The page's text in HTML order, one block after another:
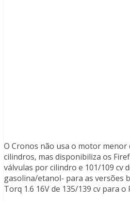
O Cronos não usa o motor menor
cilindros, mas disponibiliza os
válvulas por cilindro e 101/109 cv
gasolina/etanol- para as versões
Torq 1.6 16V de 135/139 cv para o